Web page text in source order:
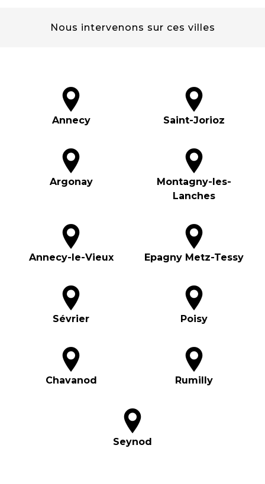
Nous intervenons sur ces villes
Annecy Saint-Jorioz
Argonay
Montagny-les-
Lanches
Annecy-le-Vieux Epagny Metz-Tessy
Sévrier Poisy
Chavanod Rumilly
Seynod